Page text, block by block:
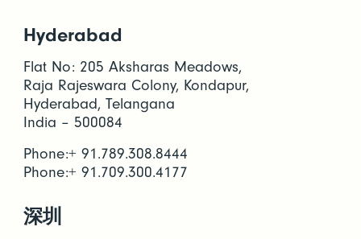
Hyderabad
Flat No: 205 Aksharas Meadows,
Raja Rajeswara Colony, Kondapur,
Hyderabad, Telangana
India – 500084
Phone:+ 91.789.308.8444
Phone:+ 91.709.300.4177
深圳